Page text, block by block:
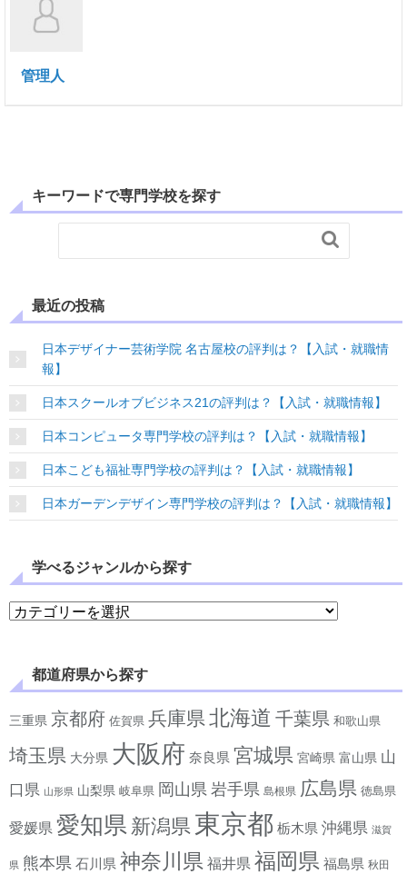
管理人
キーワードで専門学校を探す

最近の投稿
日本デザイナー芸術学院 名古屋校の評判は？【入試・就職情
報】
日本スクールオブビジネス21の評判は？【入試・就職情報】
日本コンピュータ専門学校の評判は？【入試・就職情報】
日本こども福祉専門学校の評判は？【入試・就職情報】
日本ガーデンデザイン専門学校の評判は？【入試・就職情報】
学べるジャンルから探す
学べるジャンルから探す
都道府県から探す
三重県 京都府 佐賀県 兵庫県 北海道 千葉県 和歌山県
埼玉県 大分県 大阪府 奈良県 宮城県 宮崎県 富山県 山
口県 山形県 山梨県 岐阜県 岡山県 岩手県 島根県 広島県 徳島県
愛媛県 愛知県 新潟県 東京都 栃木県 沖縄県 滋賀
県 熊本県 石川県 神奈川県 福井県 福岡県 福島県 秋田